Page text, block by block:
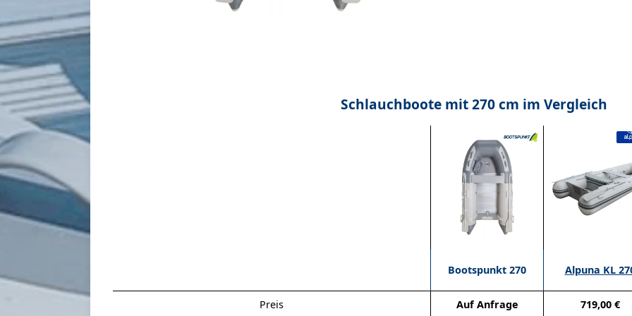
Schlauchboote mit 270 cm im Vergleich
Bootspunkt 270 Alpuna KL
Preis
Auf Anfrage 719,00 €